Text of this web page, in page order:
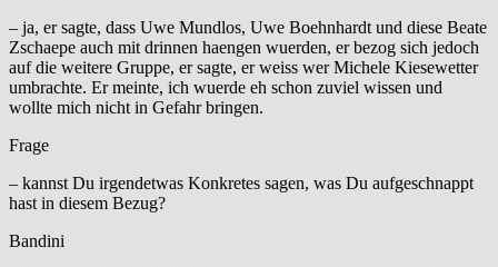
– ja, er sagte, dass Uwe Mundlos, Uwe Boehnhardt und diese Beate
Zschaepe auch mit drinnen haengen wuerden, er bezog sich jedoch
auf die weitere Gruppe, er sagte, er weiss wer Michele Kiesewetter
umbrachte. Er meinte, ich wuerde eh schon zuviel wissen und
wollte mich nicht in Gefahr bringen.
Frage
– kannst Du irgendetwas Konkretes sagen, was Du aufgeschnappt
hast in diesem Bezug?
Bandini